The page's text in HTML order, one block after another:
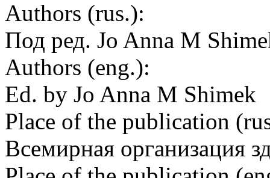
Authors (rus.):
Под ред. Jo Anna M
Authors (eng.):
Ed. by Jo Anna M Shimek
Place of the publication
Всемирная организация